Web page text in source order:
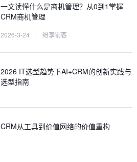
一文读懂什么是商机管理？从0到1掌握
CRM商机管理
2026-3-24 | 纷享销客
2026 IT选型趋势下AI+CRM的创新实践与
选型指南
CRM从工具到价值网络的价值重构